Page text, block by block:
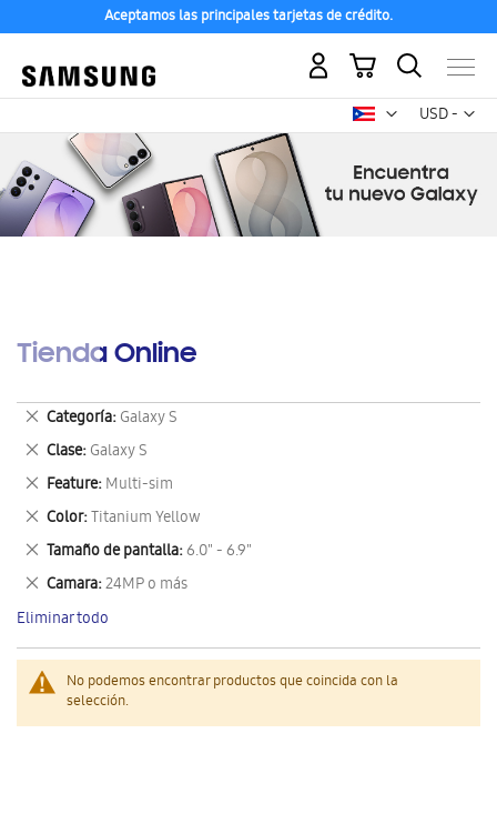
Aceptamos las principales tarjetas de crédito.
USD -
dólar
Mi carrito
Tienda Online
No podemos encontrar productos que coincida con la
selección.
Categoría Galaxy S
Eliminar
este
artículo
Clase Galaxy S
Eliminar
este
artículo
Feature Multi-sim
Eliminar
este
artículo
Color Titanium Yellow
Eliminar
este
artículo
Tamaño de pantalla 6.0" - 6.9"
Eliminar
este
artículo
Camara 24MP o más
Eliminar
este
artículo
Eliminar todo